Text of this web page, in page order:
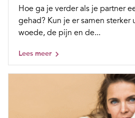
Hoe ga je verder als je partner
gehad? Kun je er samen sterker
woede, de pijn en de...
Lees meer